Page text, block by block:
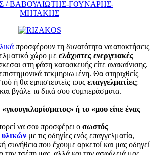
προσφέρουν τη δυνατότητα να αποκτήσεις
χώρο με ελάχιστες ενεργειακές
στη φάση κατασκευής είτε ανακαίνισης.
τεκμηριωμένη. Θα στηριχθείς
ή θα εμπιστευτείς τους επαγγελματίες;
βγάλε τα δικά σου συμπεράσματα.
ή το «μου είπε ένας
να σου προσφέρει ο σωστός
υλικών με τις οδηγίες ενός επαγγελματία,
συνήθεια που έχουμε αρκετοί και μας οδηγεί
την τσέπη μας, αλλά και την ασφάλειά μας.